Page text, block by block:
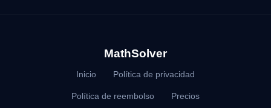
MathSolver
Inicio Política de privacidad
Política de reembolso Precios